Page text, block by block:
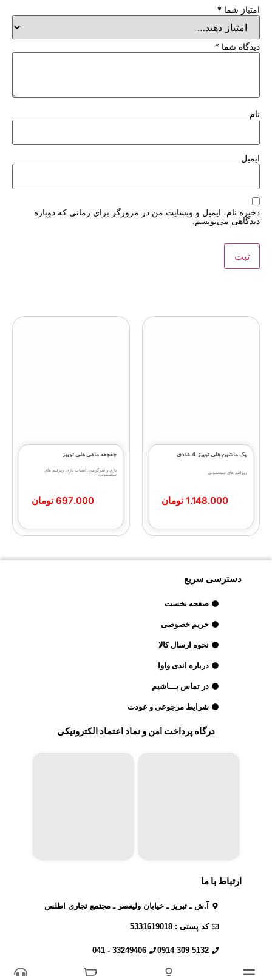
امتیاز شما *
دیدگاه شما *
نام
ایمیل
ذخیره نام، ایمیل و وبسایت من در مرورگر برای زمانی که دوباره
دیدگاهی می‌نویسم.
پک ماشین هلی توییز 4 عددی
ریزقلم های سیسمونی
1.148.000 تومان
جغجغه ماهی هلی‌ توییز
بازی و سرگرمی, اسباب بازی, ریزقلم های
سیسمونی
697.000 تومان
435.000 تومان
دسترسی سریع
صفحه نخست
حریم خصوصی
نحوه ارسال کالا
درباره اندی واوا
در تماس بـــاشیم
شرایط مرجوعی و عودت
درگاه پرداخت امن و نماد اعتماد الکترونیکی
ارتباط با ما
آ.ش ـ تبریز ـ خیابان ولیعصر ـ مجتمع تجاری اطلس
کد پستی : 5331619018
5132 309 0914
33249406 - 041
sale@andywawa.ir